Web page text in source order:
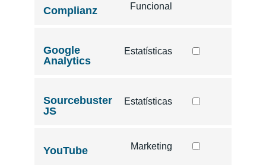
Complianz Funcional
Google
Analytics
Estatísticas
Sourcebuster
JS
Estatísticas
YouTube Marketing